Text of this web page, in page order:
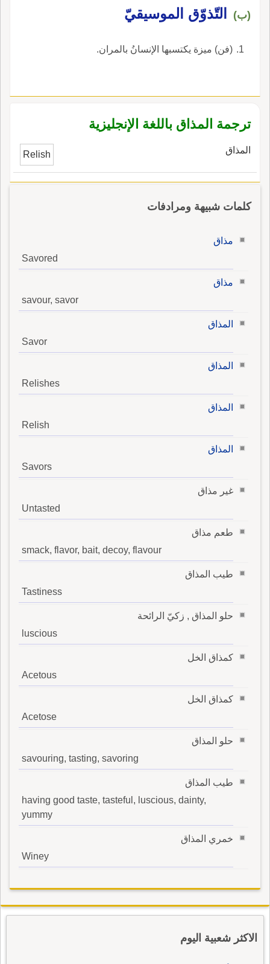
(ب) التّذوّق الموسيقيّ
(فن) ميزة يكتسبها الإنسانُ بالمران.
ترجمة المذاق باللغة الإنجليزية
المذاق Relish
كلمات شبيهة ومرادفات
مذاق
Savored
مذاق
savour, savor
المذاق
Savor
المذاق
Relishes
المذاق
Relish
المذاق
Savors
غير مذاق
Untasted
طعم مذاق
smack, flavor, bait, decoy, flavour
طيب المذاق
Tastiness
حلو المذاق , زكيّ الرائحة
luscious
كمذاق الخل
Acetous
كمذاق الخل
Acetose
حلو المذاق
savouring, tasting, savoring
طيب المذاق
having good taste, tasteful, luscious, dainty,
yummy
خمري المذاق
Winey
الاكثر شعبية اليوم